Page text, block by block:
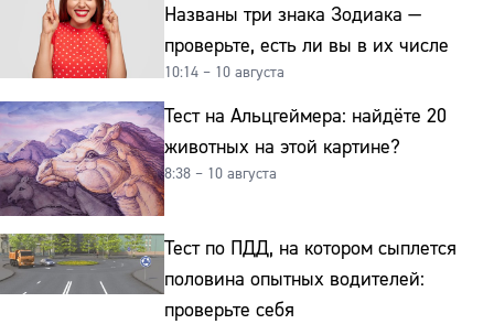
Названы три знака Зодиака —
проверьте, есть ли вы в их числе
10:14 – 10 августа
Тест на Альцгеймера: найдёте 20
животных на этой картине?
8:38 – 10 августа
Тест по ПДД, на котором сыплется
половина опытных водителей:
проверьте себя